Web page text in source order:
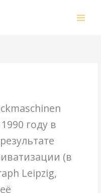
году в
(в
Leipzig,